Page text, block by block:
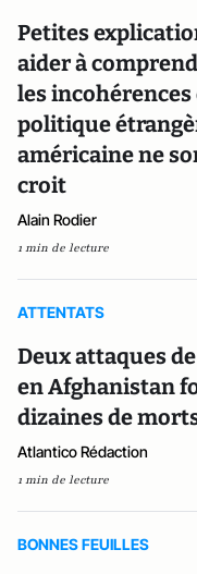
Petites
aider à
les incohérences
politique
américaine ne
croit
Alain Rodier
1 min de lecture
ATTENTATS
Deux attaques
en Afghanistan
dizaines de
Atlantico Rédaction
1 min de lecture
BONNES FEUILLES